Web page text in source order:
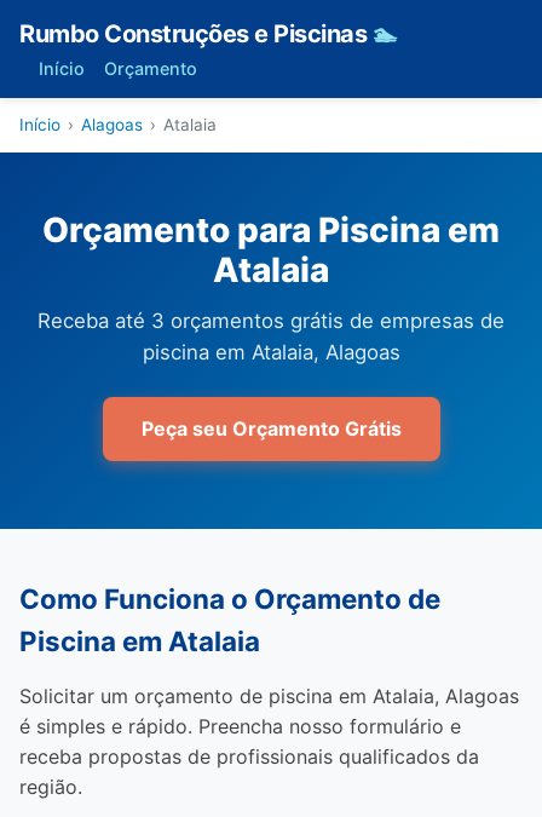
Rumbo Construções e Piscinas 🏊
Início Orçamento
Início › Alagoas › Atalaia
Orçamento para Piscina em
Atalaia
Receba até 3 orçamentos grátis de empresas de
piscina em Atalaia, Alagoas
Peça seu Orçamento Grátis
Como Funciona o Orçamento de
Piscina em Atalaia
Solicitar um orçamento de piscina em Atalaia, Alagoas
é simples e rápido. Preencha nosso formulário e
receba propostas de profissionais qualificados da
região.